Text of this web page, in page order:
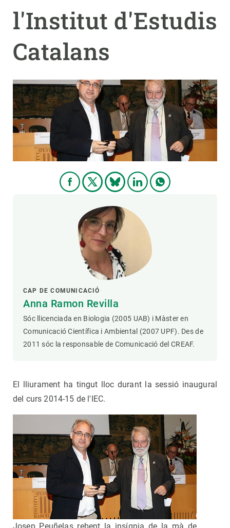
l'Institut d'Estudis
Catalans
CAP DE COMUNICACIÓ
Anna Ramon Revilla
Sóc llicenciada en Biologia (2005 UAB) i Màster en
Comunicació Científica i Ambiental (2007 UPF). Des de
2011 sóc la responsable de Comunicació del CREAF.
El lliurament ha tingut lloc durant la sessió inaugural
del curs 2014-15 de l'IEC.